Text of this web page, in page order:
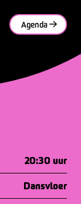
Agenda
20:30 uur
Dansvloer